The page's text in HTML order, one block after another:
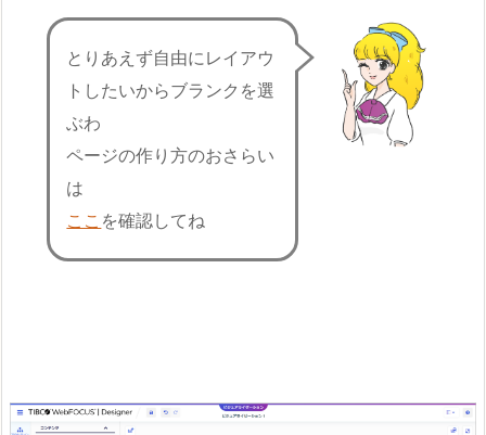
とりあえず自由にレイアウ
トしたいからブランクを選
ぶわ
ページの作り方のおさらい
は
ここ を確認してね